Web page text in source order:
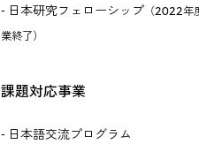
日本研究フェローシップ （2022年
業終了）
課題対応事業
日本語交流プログラム